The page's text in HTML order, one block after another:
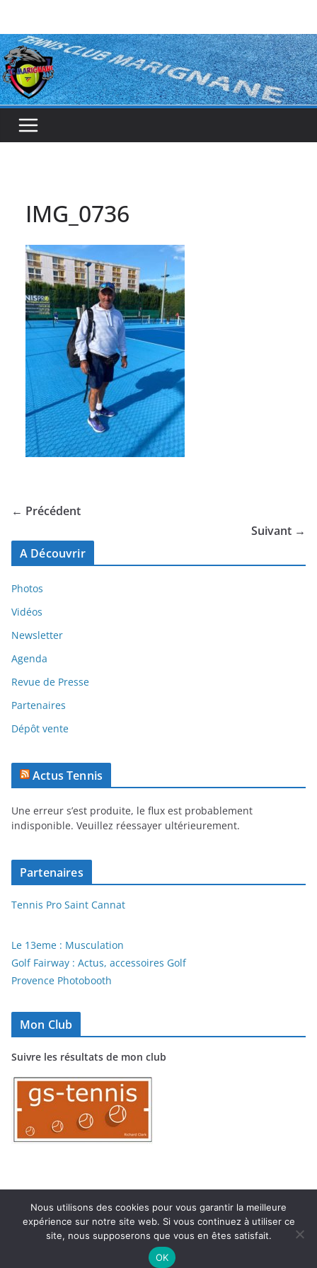
contenu
IMG_0736
← Précédent
Suivant →
A Découvrir
Photos
Vidéos
Newsletter
Agenda
Revue de Presse
Partenaires
Dépôt vente
Actus Tennis
Une erreur s’est produite, le flux est probablement
indisponible. Veuillez réessayer ultérieurement.
Partenaires
Tennis Pro Saint Cannat
Le 13eme : Musculation
Golf Fairway : Actus, accessoires Golf
Provence Photobooth
Mon Club
Suivre les résultats de mon club
Copyright © 2026TC MARIGNANE. Tous droits réservés.
par ThemeGrill. Propulsé par
Nous utilisons des cookies pour vous garantir la meilleure
expérience sur notre site web. Si vous continuez à utiliser ce
site, nous supposerons que vous en êtes satisfait.
OK